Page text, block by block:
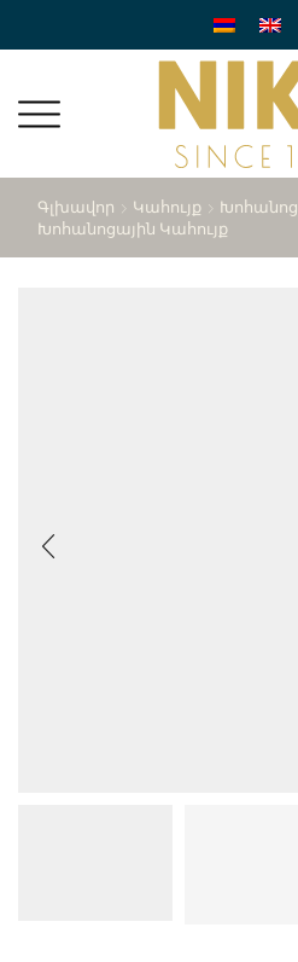
Գլխավոր Կահույք
Խոհանոց
Խոհանոցային Կահույք